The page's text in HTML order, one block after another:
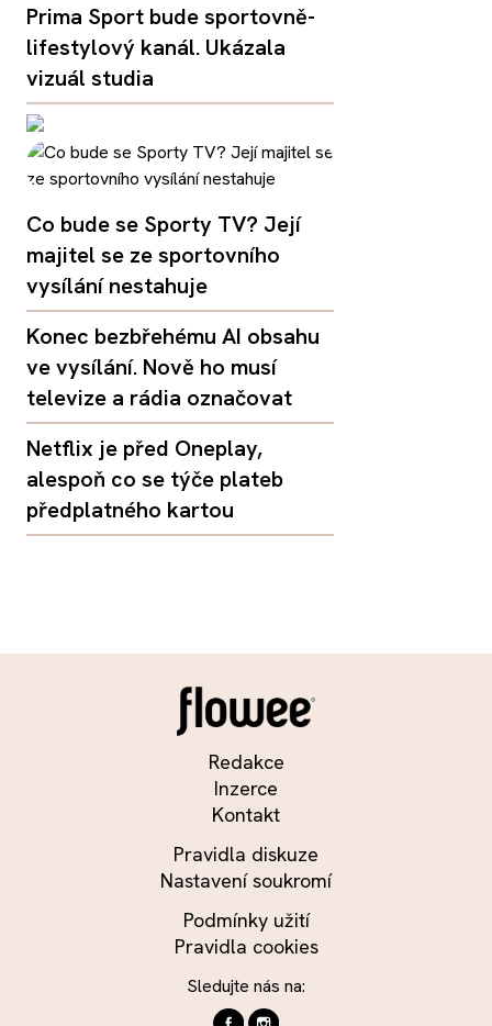
Prima Sport bude sportovně-
lifestylový kanál. Ukázala
vizuál studia
Co bude se Sporty TV? Její
majitel se ze sportovního
vysílání nestahuje
Konec bezbřehému AI obsahu
ve vysílání. Nově ho musí
televize a rádia označovat
Netflix je před Oneplay,
alespoň co se týče plateb
předplatného kartou
Redakce
Inzerce
Kontakt
Pravidla diskuze
Nastavení soukromí
Podmínky užití
Pravidla cookies
Sledujte nás na: